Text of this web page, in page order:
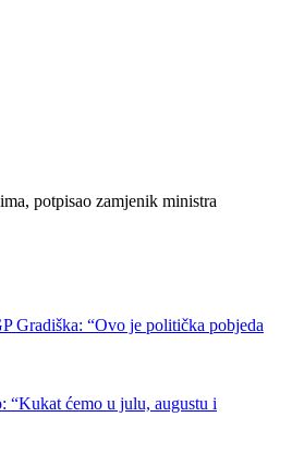
potpisao zamjenik ministra
Gradiška: “Ovo je politička pobjeda
“Kukat ćemo u julu, augustu i